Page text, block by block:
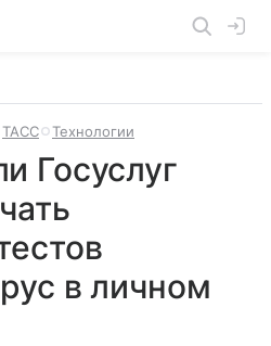
ТАСС Технологии
Госуслуг
в личном